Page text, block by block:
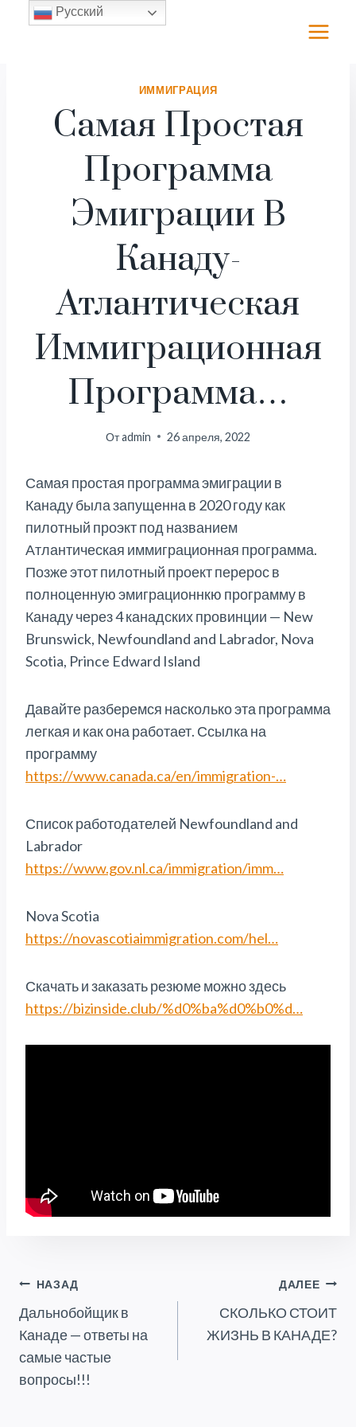
Перейти
ИММИГРАЦИЯ
Самая Простая
Программа
Эмиграции В
Канаду-
Атлантическая
Иммиграционная
Программа…
Отadmin 26 апреля, 2022
Самая простая программа эмиграции в
Канаду была запущенна в 2020 году как
пилотный проэкт под названием
Атлантическая иммиграционная программа.
Позже этот пилотный проект перерос в
полноценную эмиграционнкю программу в
Канаду через 4 канадских провинции — New
Brunswick, Newfoundland and Labrador, Nova
Scotia, Prince Edward Island
Давайте разберемся насколько эта программа
легкая и как она работает. Ссылка на
программу
https://www.canada.ca/en/immigration-…
Список работодателей Newfoundland and
Labrador
https://www.gov.nl.ca/immigration/imm…
Nova Scotia
https://novascotiaimmigration.com/hel…
Скачать и заказать резюме можно здесь
https://bizinside.club/%d0%ba%d0%b0%d…
Навигация
По
Записям
НАЗАД
Дальнобойщик в
Канаде — ответы на
самые частые
вопросы!!!
ДАЛЕЕ
СКОЛЬКО СТОИТ
ЖИЗНЬ В КАНАДЕ?
Русский